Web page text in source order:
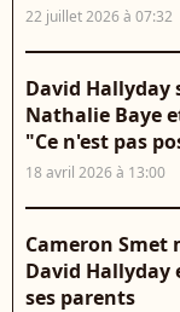
22 juillet 2026 à 07:32
David Hallyday
Nathalie Baye
"Ce n'est pas
18 avril 2026 à 13:00
Cameron Smet
David Hallyday
ses parents